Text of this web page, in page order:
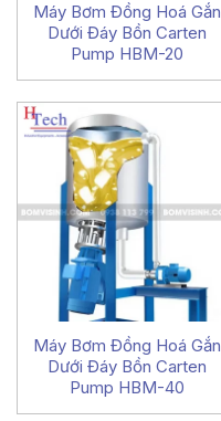
Máy Bơm Đồng Hoá Gắn
Dưới Đáy Bồn Carten
Pump HBM-20
Máy Bơm Đồng Hoá Gắn
Dưới Đáy Bồn Carten
Pump HBM-40